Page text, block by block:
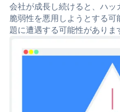
会社が成長し続けると、ハ
脆弱性を悪用しようとする
題に遭遇する可能性がありま